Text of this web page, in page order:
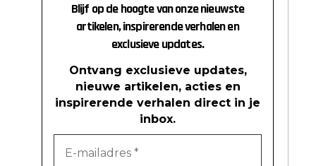
Blijf op de hoogte van onze nieuwste
artikelen, inspirerende verhalen en
exclusieve updates.
Ontvang exclusieve updates,
nieuwe artikelen, acties en
inspirerende verhalen direct in je
inbox.